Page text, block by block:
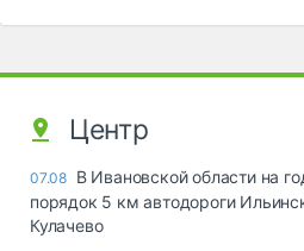
Центр
07.08 В Ивановской области на
порядок 5 км автодороги
Кулачево